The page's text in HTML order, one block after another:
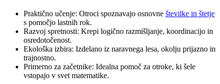
Praktično učenje: Otroci spoznavajo osnovne številke in štetje
s pomočjo lastnih rok.
Razvoj spretnosti: Krepi logično razmišljanje, koordinacijo in
osredotočenost.
Ekološka izbira: Izdelano iz naravnega lesa, okolju prijazno in
trajnostno.
Primerno za začetnike: Idealna pomoč za otroke, ki šele
vstopajo v svet matematike.